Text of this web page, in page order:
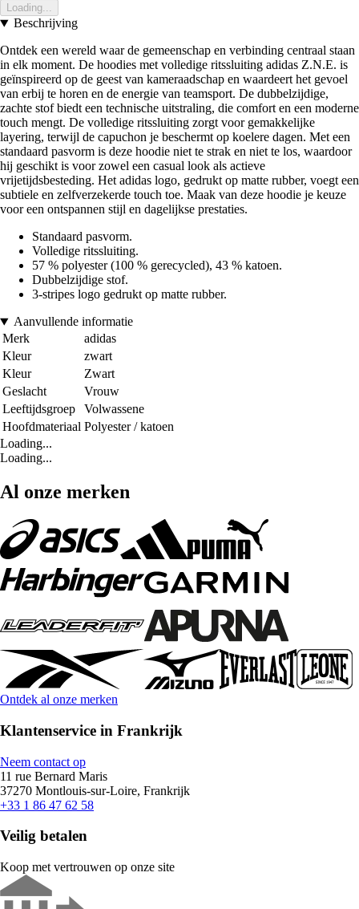
Loading...
Beschrijving
Ontdek een wereld waar de gemeenschap en verbinding centraal staan
in elk moment. De hoodies met volledige ritssluiting adidas Z.N.E. is
geïnspireerd op de geest van kameraadschap en waardeert het gevoel
van erbij te horen en de energie van teamsport. De dubbelzijdige,
zachte stof biedt een technische uitstraling, die comfort en een moderne
touch mengt. De volledige ritssluiting zorgt voor gemakkelijke
layering, terwijl de capuchon je beschermt op koelere dagen. Met een
standaard pasvorm is deze hoodie niet te strak en niet te los, waardoor
hij geschikt is voor zowel een casual look als actieve
vrijetijdsbesteding. Het adidas logo, gedrukt op matte rubber, voegt een
subtiele en zelfverzekerde touch toe. Maak van deze hoodie je keuze
voor een ontspannen stijl en dagelijkse prestaties.
Standaard pasvorm.
Volledige ritssluiting.
57 % polyester (100 % gerecycled), 43 % katoen.
Dubbelzijdige stof.
3-stripes logo gedrukt op matte rubber.
Aanvullende informatie
Merk
adidas
Kleur
zwart
Kleur
Zwart
Geslacht
Vrouw
Leeftijdsgroep
Volwassene
Hoofdmateriaal Polyester / katoen
Loading...
Loading...
Al onze merken
Ontdek al onze merken
Klantenservice in Frankrijk
Neem contact op
11 rue Bernard Maris
37270 Montlouis-sur-Loire, Frankrijk
+33 1 86 47 62 58
Veilig betalen
Koop met vertrouwen op onze site